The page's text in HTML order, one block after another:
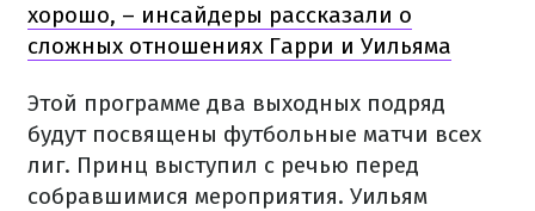
хорошо, – инсайдеры рассказали о
сложных отношениях Гарри и Уильяма
Этой программе два выходных подряд
будут посвящены футбольные матчи всех
лиг. Принц выступил с речью перед
собравшимися мероприятия. Уильям